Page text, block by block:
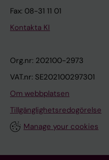
Fax: 08-31 11 01
Kontakta KI
Org.nr: 202100-2973
VAT.nr: SE202100297301
Om webbplatsen
Tillgänglighetsredogörelse
Manage your cookies